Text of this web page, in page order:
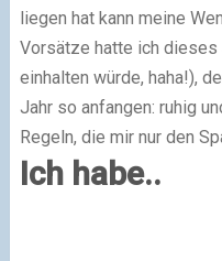
liegen hat kann meine
Vorsätze hatte ich
einhalten würde, haha!),
Jahr so anfangen: ruhig
Regeln, die mir nur den
Ich habe..